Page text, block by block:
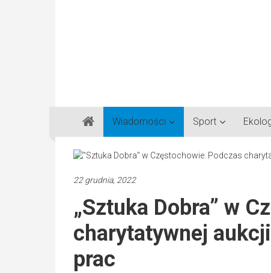
Gazeta
Regionalna
Częstochowa,
Lubliniec,
Wiadomości Sport
22 grudnia, 2022
„Sztuka Dobra” w
charytatywnej
prac